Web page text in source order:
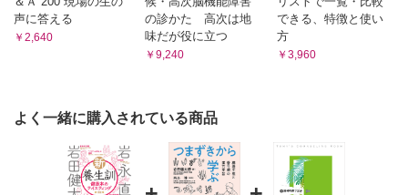
声に答える
￥2,640
の診かた 高次は地
味だが役に立つ
￥9,240
できる、特徴と使い
方
￥3,960
よく一緒に購入されている商品